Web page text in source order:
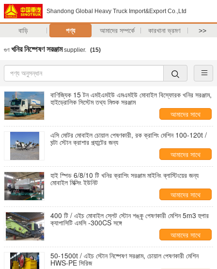
Shandong Global Heavy Truck Import&Export Co.,Ltd
বাড়ি পণ্য আমাদের সম্পর্কে কারখানা ভ্রমণ >>
গুণ খনির নিষ্পেষণ সরঞ্জামsupplier. (15)
বাণিজ্যিক 15 টন এমইএমইউ এমএমইউ মোবাইল বিস্ফোরক খনির সরঞ্জাম,
হাইড্রোলিক সিস্টেম তথ্য মিশুক সরঞ্জাম
আমাদের সাথে
যোগাযোগ করুন
এসি মোটর মোবাইল চোয়াল পেষণকারী, রক ক্রাশিং মেশিন 100-120t /
ঘন্টা স্টোন ক্রাশার প্ল্যান্টের জন্য
আমাদের সাথে
যোগাযোগ করুন
হাই স্পিড 6/8/10 টি খনির ক্রাশিং সরঞ্জাম মাইনিং ব্লাস্টিংয়ের জন্য
মোবাইল মিক্সিং ইউনিট
আমাদের সাথে
যোগাযোগ করুন
400 টি / এইচ মোবাইল স্লেট স্টোন শঙ্কু পেষণকারী মেশিন 5m3 হুপার
ক্যাপাসিটি এমসি -300CS সঙ্গে
আমাদের সাথে
যোগাযোগ করুন
50-1500t / এইচ স্টোন নিষ্পেষণ সরঞ্জাম, চোয়াল পেষণকারী মেশিন
HWS-PE সিরিজ